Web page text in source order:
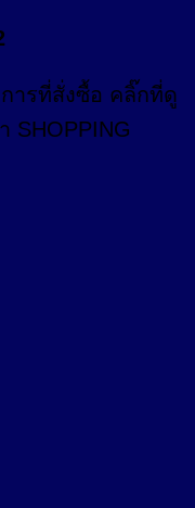
ารที่สั่งซื้อ คลิ๊กที่ดู
SHOPPING